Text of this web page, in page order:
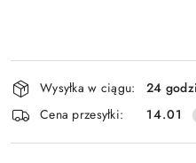
Dostępność
i
dostawa
Wysyłka w ciągu:
24
Cena przesyłki:
14.01